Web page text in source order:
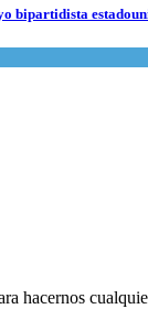
bipartidista
hacernos